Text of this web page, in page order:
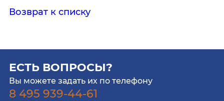
Возврат к списку
ЕСТЬ ВОПРОСЫ?
Вы можете задать их по телефону
8 495 939-44-61